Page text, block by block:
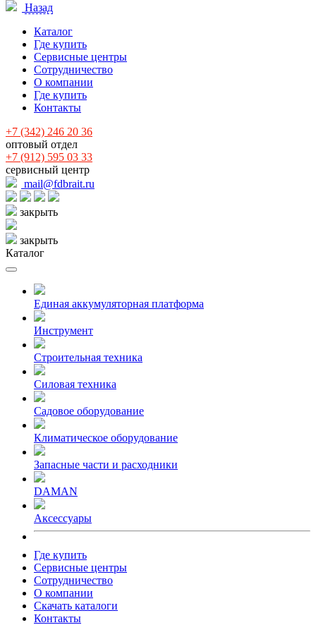
Назад
Каталог
Где купить
Сервисные центры
Сотрудничество
О компании
Где купить
Контакты
+7 (342) 246 20 36
оптовый отдел
+7 (912) 595 03 33
сервисный центр
mail@fdbrait.ru
закрыть
закрыть
Каталог
Единая аккумуляторная платформа
Инcтрумент
Строительная техника
Силовая техника
Садовое оборудование
Климатическое оборудование
Запасные части и расходники
DAMAN
Аксессуары
Где купить
Сервисные центры
Сотрудничество
О компании
Скачать каталоги
Контакты